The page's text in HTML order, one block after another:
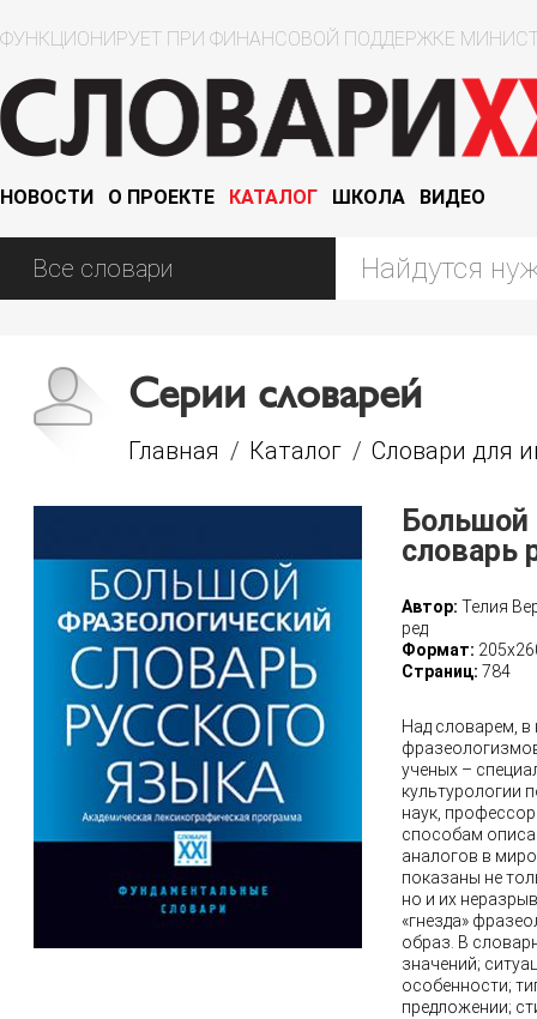
ФУНКЦИОНИРУЕТ ПРИ ФИНАНСОВОЙ ПОДДЕРЖКЕ
НОВОСТИ О ПРОЕКТЕ КАТАЛОГ ШКОЛА ВИДЕО
Серии словарей
Главная / Каталог / Словари для
Большой
словарь
Автор: Телия
ред
Формат:
Страниц: 784
Над словарем,
ученых –
культурологии
наук,
способам
аналогов в
показаны не
но и их
«гнезда»
образ. В
значений;
особенности;
предложении;